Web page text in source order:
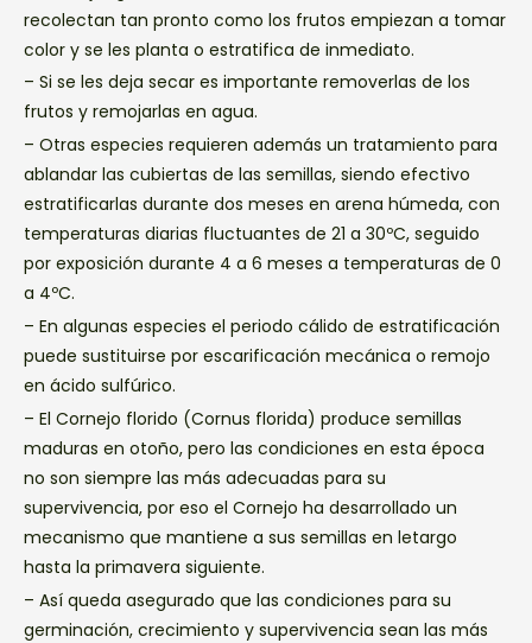
recolectan tan pronto como los frutos empiezan a tomar
color y se les planta o estratifica de inmediato.
– Si se les deja secar es importante removerlas de los
frutos y remojarlas en agua.
– Otras especies requieren además un tratamiento para
ablandar las cubiertas de las semillas, siendo efectivo
estratificarlas durante dos meses en arena húmeda, con
temperaturas diarias fluctuantes de 21 a 30ºC, seguido
por exposición durante 4 a 6 meses a temperaturas de 0
a 4ºC.
– En algunas especies el periodo cálido de estratificación
puede sustituirse por escarificación mecánica o remojo
en ácido sulfúrico.
– El Cornejo florido (Cornus florida) produce semillas
maduras en otoño, pero las condiciones en esta época
no son siempre las más adecuadas para su
supervivencia, por eso el Cornejo ha desarrollado un
mecanismo que mantiene a sus semillas en letargo
hasta la primavera siguiente.
– Así queda asegurado que las condiciones para su
germinación, crecimiento y supervivencia sean las más